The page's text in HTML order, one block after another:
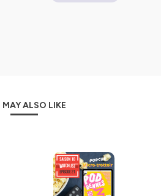
MAY ALSO LIKE